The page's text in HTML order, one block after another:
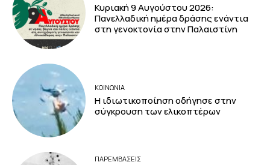
Κυριακή 9 Αυγούστου 2026:
Πανελλαδική ημέρα δράσης ενάντια
στη γενοκτονία στην Παλαιστίνη
ΚΟΙΝΩΝΙΑ
Η ιδιωτικοποίηση οδήγησε στην
σύγκρουση των ελικοπτέρων
ΠΑΡΕΜΒΑΣΕΙΣ